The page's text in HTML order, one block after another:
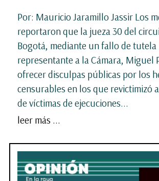
Por: Mauricio Jaramillo Jassir Los
reportaron que la jueza 30 del
Bogotá, mediante un fallo de
representante a la Cámara, Miguel
ofrecer disculpas públicas por los
censurables en los que revictimizó
de víctimas de ejecuciones...
leer más ...